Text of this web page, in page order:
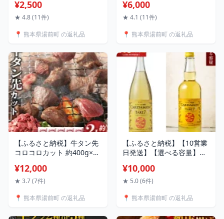
ク） 2500円 〜 5000円 国
産 熊本県産 黒米 もち皮付
押し麦 赤米 雑穀米 ブレン
¥2,500
★ 4.8 (11件)
📍 熊本県湯前町 の返礼品
ク 計約1kg または約
500g×3パック 計約1.5kg
6000円 〜 22000円 6000円
薄切り スライス 焼肉 しゃ
ぶしゃぶ レシピ付き 熊本
県 湯前町 送料無料
¥6,000
★ 4.1 (11件)
📍 熊本県湯前町 の返礼品
【ふるさと納税】牛タン先
コロコロカット 約400g×5
1万2000円 牛タン 牛 牛肉
サイコロステーキ 熊本県
¥12,000
★ 3.7 (7件)
📍 熊本県湯前町 の返礼品
【ふるさと納税】【10営業
日発送】【選べる容量】カ
TAKE7 WHITE SNAKE
700ml／1800ml 1～3本
〜 3万6000円 送料無料 焼
¥10,000
★ 5.0 (6件)
📍 熊本県湯前町 の返礼品